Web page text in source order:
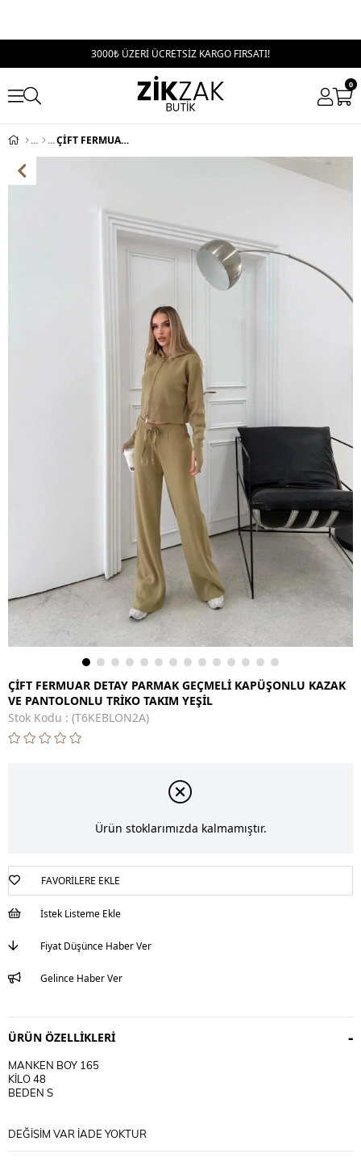
3000₺ ÜZERİ ÜCRETSİZ KARGO FIRSATI!
0
ÇİFT FERMUAR DETAY PARMAK GEÇMELİ KAPÜŞONLU KAZAK VE PANTOLONLU TRİKO TAKIM YEŞİL
ÇİFT FERMUAR DETAY PARMAK GEÇMELİ KAPÜŞONLU KAZAK
VE PANTOLONLU TRİKO TAKIM YEŞİL
Stok Kodu
(T6KEBLON2A)
Ürün stoklarımızda kalmamıştır.
FAVORILERE EKLE
İstek Listeme Ekle
Fiyat Düşünce Haber Ver
Gelince Haber Ver
ÜRÜN ÖZELLIKLERI
MANKEN BOY 165
KİLO 48
BEDEN S
DEĞİŞİM VAR İADE YOKTUR